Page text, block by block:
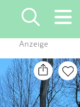
×
Anzeige